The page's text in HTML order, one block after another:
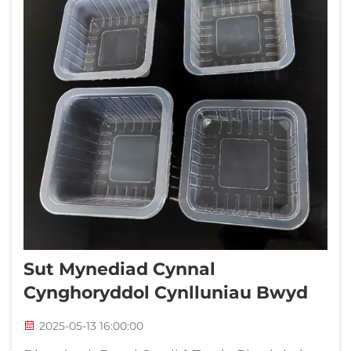
Sut Mynediad Cynnal
Cynghoryddol Cynlluniau Bwyd
2025-05-13 16:00:00